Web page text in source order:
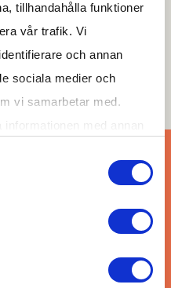
tillhandahålla funktioner
vår trafik. Vi
och annan
sociala medier och
vi samarbetar med.
med annan
tjänster.
information om ditt
och
så